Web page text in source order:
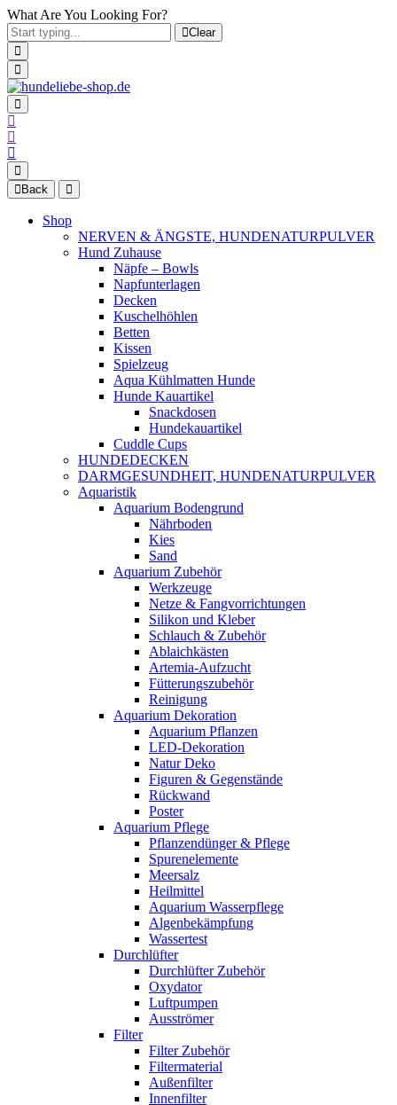
What Are You Looking For?
Clear
Back
Shop
NERVEN & ÄNGSTE, HUNDENATURPULVER
Hund Zuhause
Näpfe – Bowls
Napfunterlagen
Decken
Kuschelhöhlen
Betten
Kissen
Spielzeug
Aqua Kühlmatten Hunde
Hunde Kauartikel
Snackdosen
Hundekauartikel
Cuddle Cups
HUNDEDECKEN
DARMGESUNDHEIT, HUNDENATURPULVER
Aquaristik
Aquarium Bodengrund
Nährboden
Kies
Sand
Aquarium Zubehör
Werkzeuge
Netze & Fangvorrichtungen
Silikon und Kleber
Schlauch & Zubehör
Ablaichkästen
Artemia-Aufzucht
Fütterungszubehör
Reinigung
Aquarium Dekoration
Aquarium Pflanzen
LED-Dekoration
Natur Deko
Figuren & Gegenstände
Rückwand
Poster
Aquarium Pflege
Pflanzendünger & Pflege
Spurenelemente
Meersalz
Heilmittel
Aquarium Wasserpflege
Algenbekämpfung
Wassertest
Durchlüfter
Durchlüfter Zubehör
Oxydator
Luftpumpen
Ausströmer
Filter
Filter Zubehör
Filtermaterial
Außenfilter
Innenfilter